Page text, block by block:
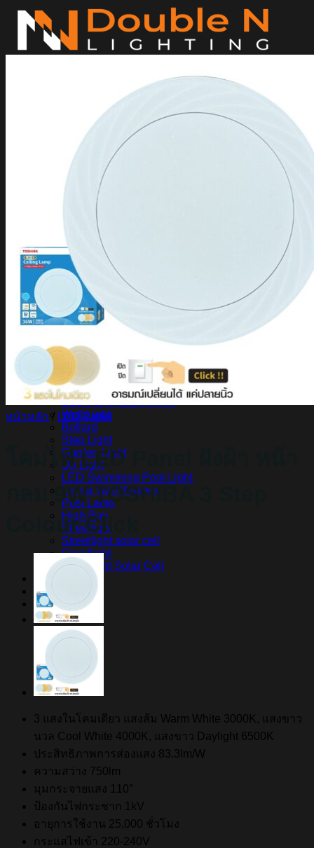
ข้าม
ค้นหา:
Magnetic Light
DOWNLIGHT E27
DOWNLIGHT AR111
Downlight LED COB
DOWNLIGHT GU10 MR16 MR11
หลอดไฟ LED
หลอดไฟ LED MEGAMAN
หลอดไฟ LED LAMPO
สินค้า Lighting
LED Ribbon
LED Neon Flex
Power Supply
LED Panel
LED Panel Light Office
Wall Light
Bollard
Step Light
Garden Light
Up Light
LED Swimming Pool Light
Linear Wall Washer
Post Lamp
High Bay
Streetlight
Streetlight solar cell
Floodlight
Floodlight Solar Cell
ผลงาน
Article
Contact Us
หน้าหลัก / LED Panel
โคมไฟ LED Panel ฝังฝ้า หน้า
กลม 9W TOSHIBA 3 Step
Colour Click
3 แสงในโคมเดียว แสงส้ม Warm White 3000K, แสงขาว
นวล Cool White 4000K, แสงขาว Daylight 6500K
ประสิทธิภาพการส่องแสง 83.3lm/W
ความสว่าง 750lm
มุมกระจายแสง 110°
ป้องกันไฟกระชาก 1kV
อายุการใช้งาน 25,000 ชั่วโมง
กระแสไฟเข้า 220-240V